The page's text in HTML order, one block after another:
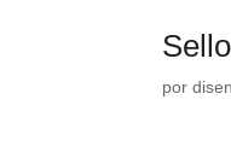
por